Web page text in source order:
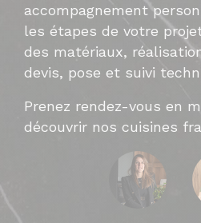
accompagnement
les étapes de votre
des matériaux,
devis, pose et suivi
Prenez rendez-vous en
découvrir nos cuisines